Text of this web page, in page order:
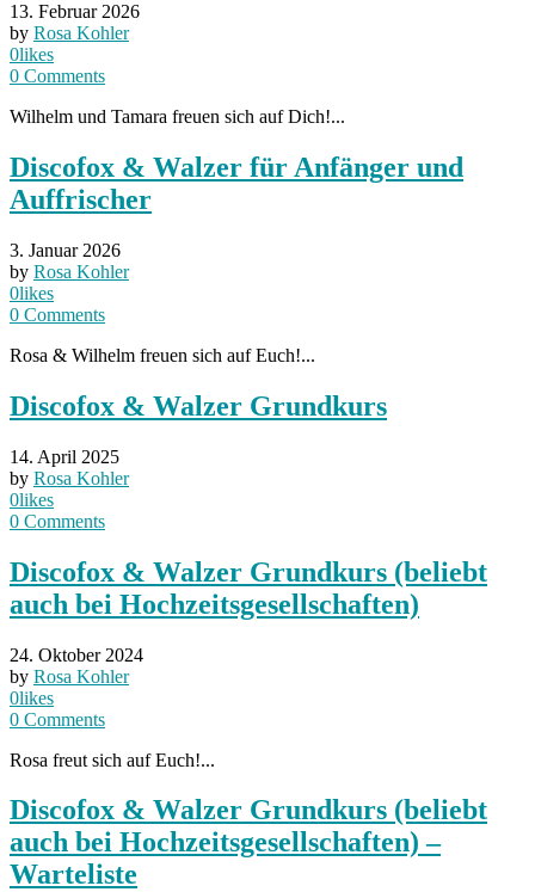
13. Februar 2026
by Rosa Kohler
0likes
0 Comments
Wilhelm und Tamara freuen sich auf Dich!...
Discofox & Walzer für Anfänger und
Auffrischer
3. Januar 2026
by Rosa Kohler
0likes
0 Comments
Rosa & Wilhelm freuen sich auf Euch!...
Discofox & Walzer Grundkurs
14. April 2025
by Rosa Kohler
0likes
0 Comments
Discofox & Walzer Grundkurs (beliebt
auch bei Hochzeitsgesellschaften)
24. Oktober 2024
by Rosa Kohler
0likes
0 Comments
Rosa freut sich auf Euch!...
Discofox & Walzer Grundkurs (beliebt
auch bei Hochzeitsgesellschaften) –
Warteliste